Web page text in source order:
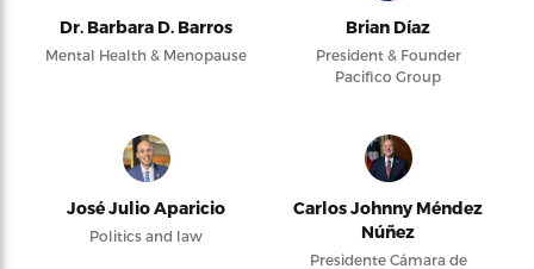
Dr. Barbara D. Barros
Mental Health & Menopause
Brian Díaz
President & Founder
Pacifico Group
José Julio Aparicio
Politics and law
Carlos Johnny Méndez
Núñez
Presidente Cámara de